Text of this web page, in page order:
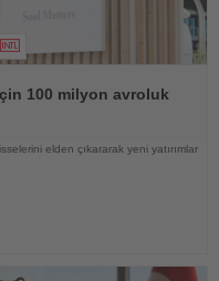
100 milyon avroluk
elden çıkararak yeni yatırımlar